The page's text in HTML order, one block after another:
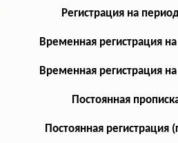
Регистрация на
Временная регистрация
Временная регистрация
Постоянная
Постоянная регистрация